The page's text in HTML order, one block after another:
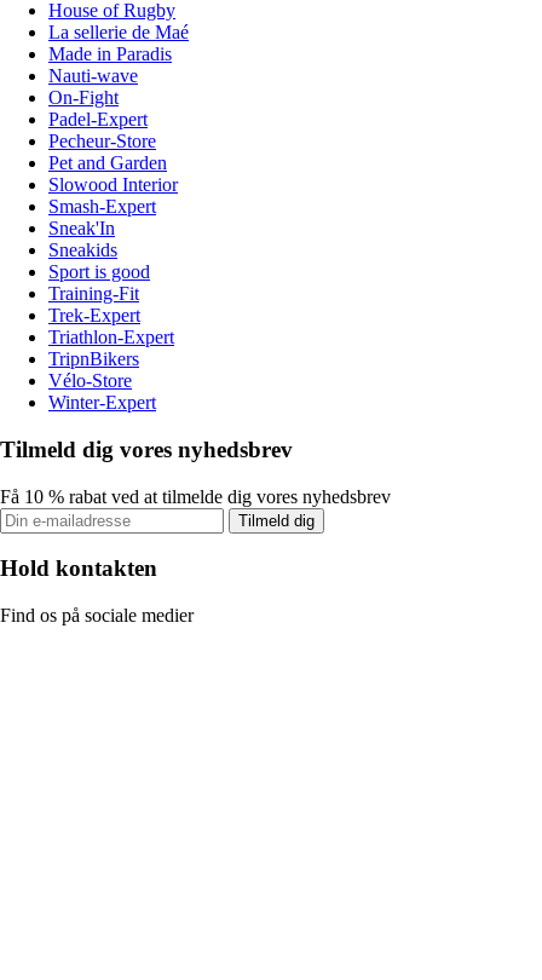
House of Rugby
La sellerie de Maé
Made in Paradis
Nauti-wave
On-Fight
Padel-Expert
Pecheur-Store
Pet and Garden
Slowood Interior
Smash-Expert
Sneak'In
Sneakids
Sport is good
Training-Fit
Trek-Expert
Triathlon-Expert
TripnBikers
Vélo-Store
Winter-Expert
Tilmeld dig vores nyhedsbrev
Få 10 % rabat ved at tilmelde dig vores nyhedsbrev
Tilmeld dig
Hold kontakten
Find os på sociale medier